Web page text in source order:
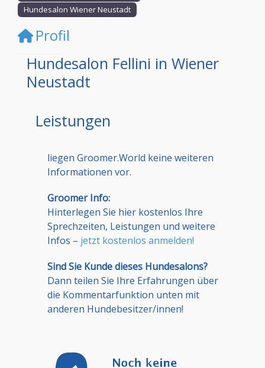
Hundesalon Wiener Neustadt
Profil
Hundesalon Fellini in Wiener
Neustadt
Leistungen
liegen Groomer.World keine weiteren
Informationen vor.
Groomer Info:
Hinterlegen Sie hier kostenlos Ihre
Sprechzeiten, Leistungen und weitere
Infos – jetzt kostenlos anmelden!
Sind Sie Kunde dieses Hundesalons?
Dann teilen Sie Ihre Erfahrungen über
die Kommentarfunktion unten mit
anderen Hundebesitzer/innen!